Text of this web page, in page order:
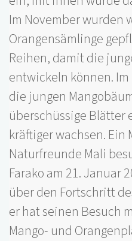
Im November wurden
Orangensämlinge
Reihen, damit die
entwickeln können.
die jungen
überschüssige Blätter
kräftiger wachsen. Ein
Naturfreunde Mali
Farako am 21. Januar
über den Fortschritt
er hat seinen Besuch
Mango- und